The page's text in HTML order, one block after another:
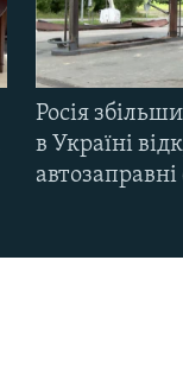
Росія
в Україні
автозаправні